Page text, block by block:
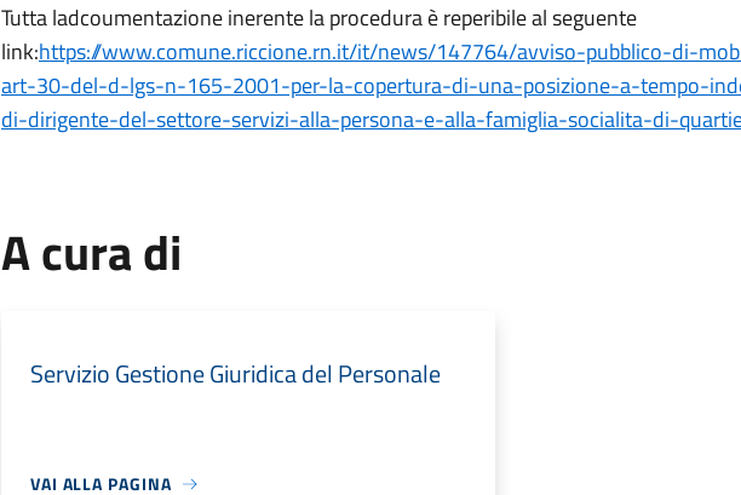
Tutta ladcoumentazione inerente la procedura è reperibile al seguente
link:https://www.comune.riccione.rn.it/it/news/147764/avviso-pubblico-di-
art-30-del-d-lgs-n-165-2001-per-la-copertura-di-una-posizione-a-tempo-
di-dirigente-del-settore-servizi-alla-persona-e-alla-famiglia-socialita-di-
A cura di
Servizio Gestione Giuridica del Personale
VAI ALLA PAGINA